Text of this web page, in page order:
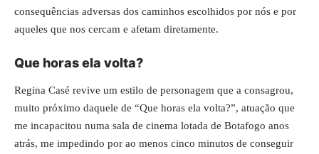
consequências adversas dos caminhos escolhidos por nós e por
aqueles que nos cercam e afetam diretamente.
Que horas ela volta?
Regina Casé revive um estilo de personagem que a consagrou,
muito próximo daquele de “Que horas ela volta?”, atuação que
me incapacitou numa sala de cinema lotada de Botafogo anos
atrás, me impedindo por ao menos cinco minutos de conseguir